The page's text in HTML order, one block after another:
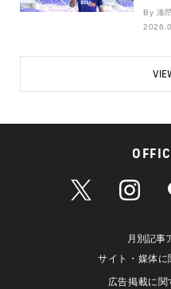
By 湊
月別記事
サイト・媒体
広告掲載に